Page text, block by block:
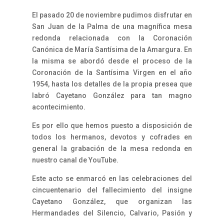
El pasado 20 de noviembre pudimos disfrutar en
San Juan de la Palma de una magnífica mesa
redonda relacionada con la Coronación
Canónica de María Santísima de la Amargura. En
la misma se abordó desde el proceso de la
Coronación de la Santísima Virgen en el año
1954, hasta los detalles de la propia presea que
labró Cayetano González para tan magno
acontecimiento.
Es por ello que hemos puesto a disposición de
todos los hermanos, devotos y cofrades en
general la grabación de la mesa redonda en
nuestro canal de YouTube.
Este acto se enmarcó en las celebraciones del
cincuentenario del fallecimiento del insigne
Cayetano González, que organizan las
Hermandades del Silencio, Calvario, Pasión y